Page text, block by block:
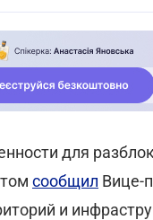
для
сообщил Вице-
и